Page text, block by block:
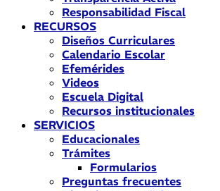
Responsabilidad Fiscal
RECURSOS
Diseños Curriculares
Calendario Escolar
Efemérides
Videos
Escuela Digital
Recursos institucionales
SERVICIOS
Educacionales
Trámites
Formularios
Preguntas frecuentes